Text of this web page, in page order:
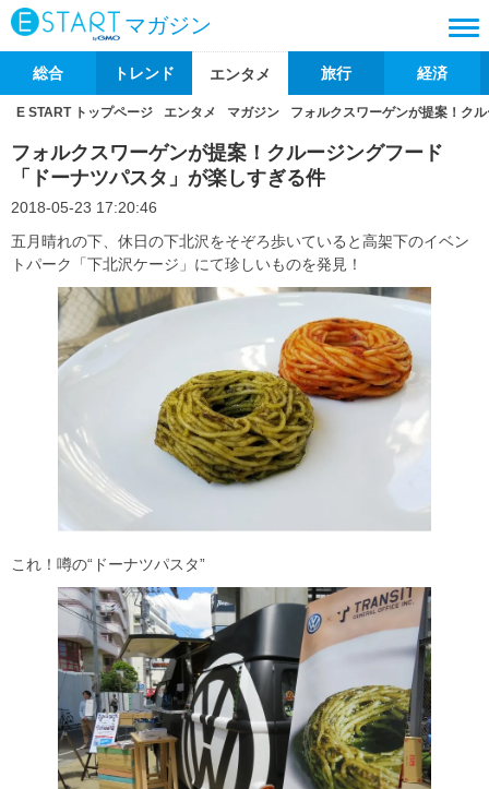
マガジン
総合 トレンド エンタメ 旅行 経済
E START トップページ エンタメ マガジン フォルクスワーゲンが提案！ク
フォルクスワーゲンが提案！クルージングフード
「ドーナツパスタ」が楽しすぎる件
2018-05-23 17:20:46
五月晴れの下、休日の下北沢をそぞろ歩いていると高架下のイベン
トパーク「下北沢ケージ」にて珍しいものを発見！
これ！噂の“ドーナツパスタ”